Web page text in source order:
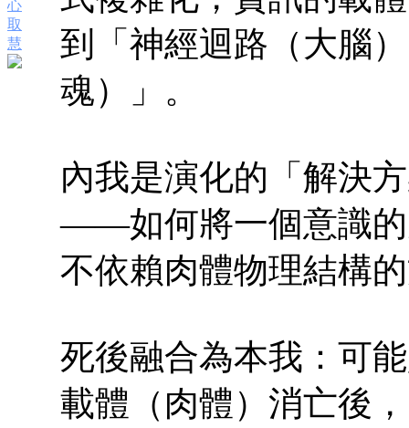
心
取
慧
到「神經迴路（大腦
魂）」。
內我是演化的「解決
——如何將一個意識的
不依賴肉體物理結構
死後融合為本我：可
載體（肉體）消亡後